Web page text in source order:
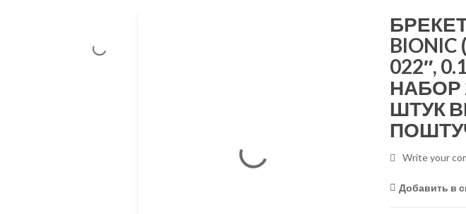
BIONIC
022″,
НАБОР
ШТУК
Write your
Добавить в